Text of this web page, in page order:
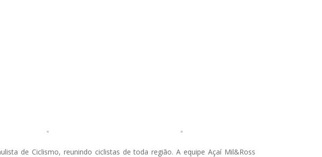
de Ciclismo, reunindo ciclistas de toda região. A equipe Açaí Mil&Ross